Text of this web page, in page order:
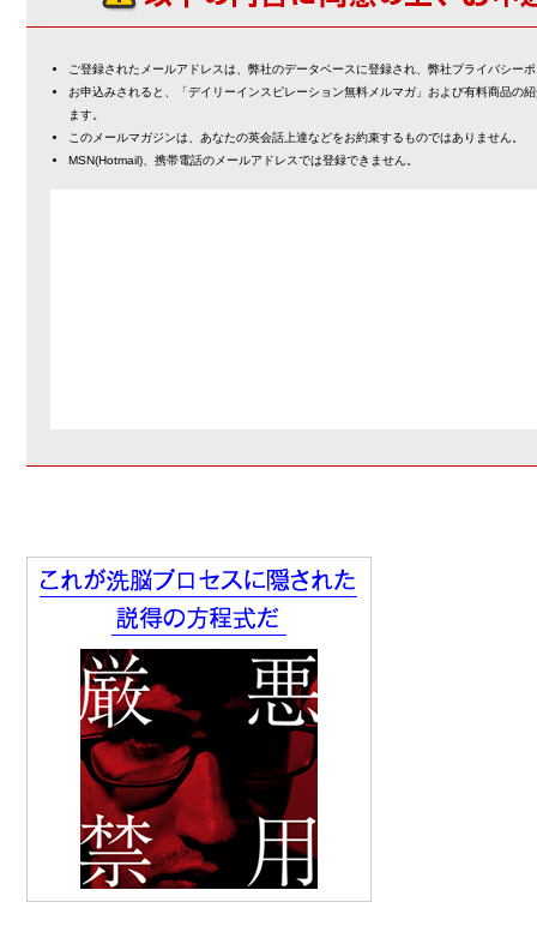
ご登録されたメールアドレスは、弊社のデータベースに登録され、弊社プライバシー
お申込みされると、「デイリーインスピレーション無料メルマガ」および有料商品の
ます。
このメールマガジンは、あなたの英会話上達などをお約束するものではありません。
MSN(Hotmail)、携帯電話のメールアドレスでは登録できません。